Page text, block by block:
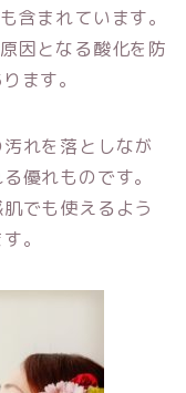
含まれています。
因となる酸化を防
ます。
れを落としなが
優れものです。
でも使えるよう
。